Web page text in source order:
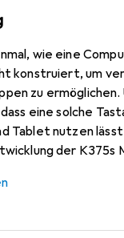
wie eine
konstruiert, um
zu ermöglichen.
eine solche
Tablet nutzen
der K375s
auf Ihrem
aufs